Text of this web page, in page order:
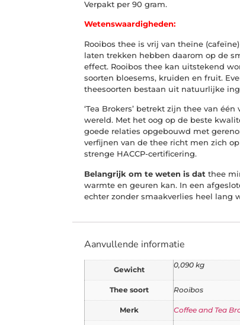
Verpakt per 90 gram.
Wetenswaardigheden:
Rooibos thee is vrij van theïne
laten trekken hebben daarom op de
effect. Rooibos thee kan uitstekend
soorten bloesems, kruiden en fruit.
theesoorten bestaan uit natuurlijke
‘Tea Brokers’ betrekt zijn thee van
wereld. Met het oog op de beste
goede relaties opgebouwd met
verfijnen van de thee richt men zich
strenge HACCP-certificering.
Belangrijk om te weten is dat thee
warmte en geuren kan. In een
echter zonder smaakverlies heel lang
Aanvullende informatie
Gewicht
0,090 kg
Thee soort Rooibos
Merk Coffee and Tea